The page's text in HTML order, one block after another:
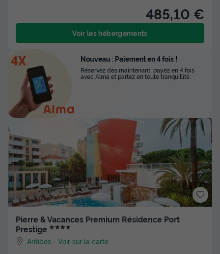
485,10 €
Voir les hébergements
Pierre & Vacances Premium Résidence Port
Prestige ★★★★
Antibes -Voir sur la carte
Nouveau : Paiement en 4 fois !
Réservez dès maintenant, payez en 4 fois
avec Alma et partez en toute tranquillité.